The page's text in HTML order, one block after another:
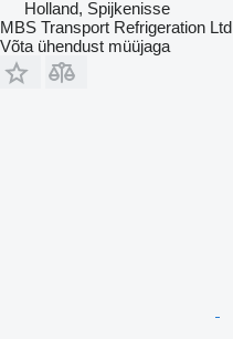
Holland, Spijkenisse
MBS Transport Refrigeration Ltd
Võta ühendust müüjaga